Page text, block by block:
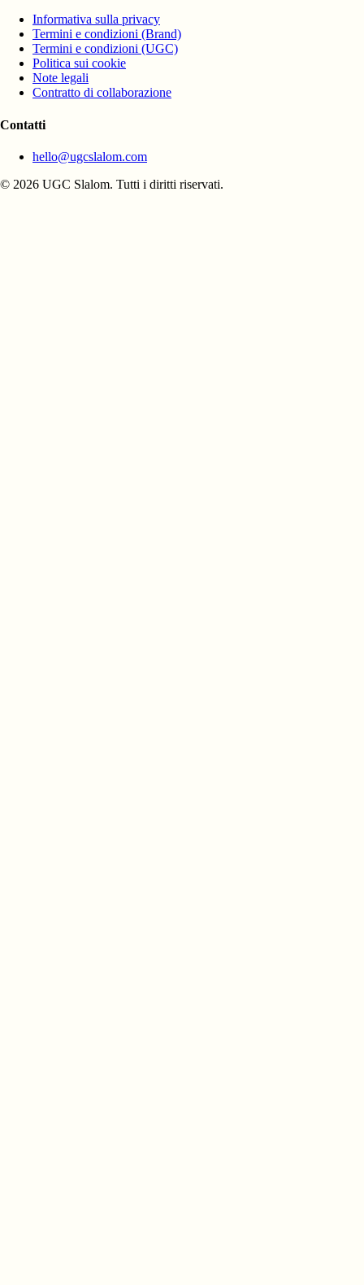
Informativa sulla privacy
Termini e condizioni (Brand)
Termini e condizioni (UGC)
Politica sui cookie
Note legali
Contratto di collaborazione
Contatti
hello@ugcslalom.com
© 2026 UGC Slalom. Tutti i diritti riservati.